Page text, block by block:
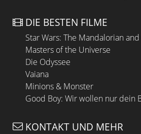
DIE BESTEN FILME
Star Wars: The Mandalorian
Masters of the Universe
Die Odyssee
Vaiana
Minions & Monster
Good Boy: Wir wollen nur dein
KONTAKT UND MEHR